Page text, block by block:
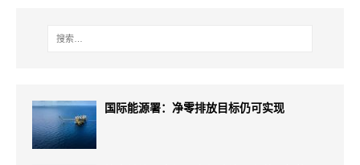
国际能源署：净零排放目标仍可实现